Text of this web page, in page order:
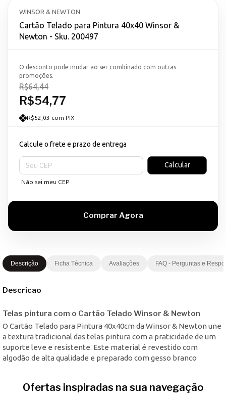
WINSOR & NEWTON
Cartão Telado para Pintura 40x40 Winsor &
Newton - Sku. 200497
R$54,77
R$64,44
O desconto pode mudar ao ser combinado com outras
promoções.
R$52,03 com PIX
Calcule o frete e prazo de entrega
Entregas para o CEP:
Calcular
Não sei meu CEP
Descrição Ficha Técnica Avaliações FAQ - Perguntas e
Descricao
Telas pintura com o Cartão Telado Winsor & Newton
O Cartão Telado para Pintura 40x40cm da Winsor & Newton une
a textura tradicional das telas pintura com a praticidade de um
suporte leve e resistente. Este material é revestido com
algodão de alta qualidade e preparado com gesso branco
Ofertas inspiradas na sua navegação